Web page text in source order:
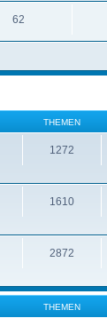
62
THEMEN
1272
1610
2872
THEMEN